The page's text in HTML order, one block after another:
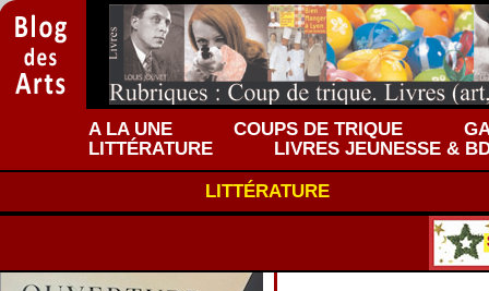
A LA UNE COUPS DE TRIQUE
LITTÉRATURE
LIVRES JEUNESSE &
LITTÉRATURE